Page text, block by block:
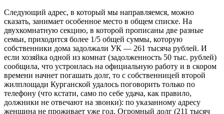
Следующий адрес, в который мы направляемся, можно
сказать, занимает особенное место в общем списке. На
двухкомнатную секцию, в которой прописаны две разные
семьи, приходится более 1/5 общей суммы, которую
собственники дома задолжали УК — 261 тысяча рублей. И
если хозяйка одной из комнат (задолженность 50 тыс. рублей)
сообщила, что устроилась на официальную работу и в скором
времени начнет погашать долг, то с собственницей второй
жилплощади Курганской удалось поговорить только по
телефону (что кстати, само по себе удача, как правило,
должники не отвечают на звонки): по указанному адресу
женщина не проживает уже год. Огромный долг (211 тысяч